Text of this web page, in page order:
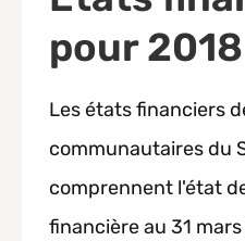
pour 2018
Les états financiers
communautaires du
comprennent l'état
financière au 31